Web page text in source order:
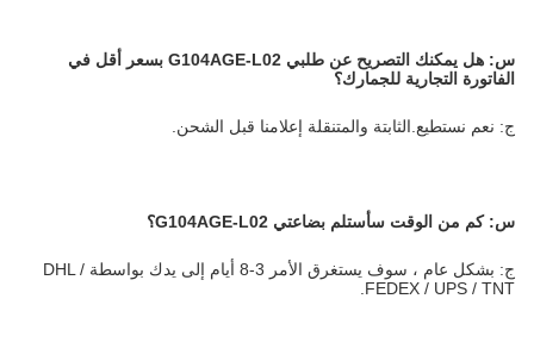
س:
هل يمكنك التصريح عن طلبي G104AGE-L02 بسعر أقل في
الفاتورة التجارية للجمارك؟
ج: نعم نستطيع.الثابتة والمتنقلة إعلامنا قبل الشحن.
س: كم من الوقت سأستلم بضاعتي G104AGE-L02؟
ج: بشكل عام ، سوف يستغرق الأمر 3-8 أيام إلى يدك بواسطة DHL /
FEDEX / UPS / TNT.